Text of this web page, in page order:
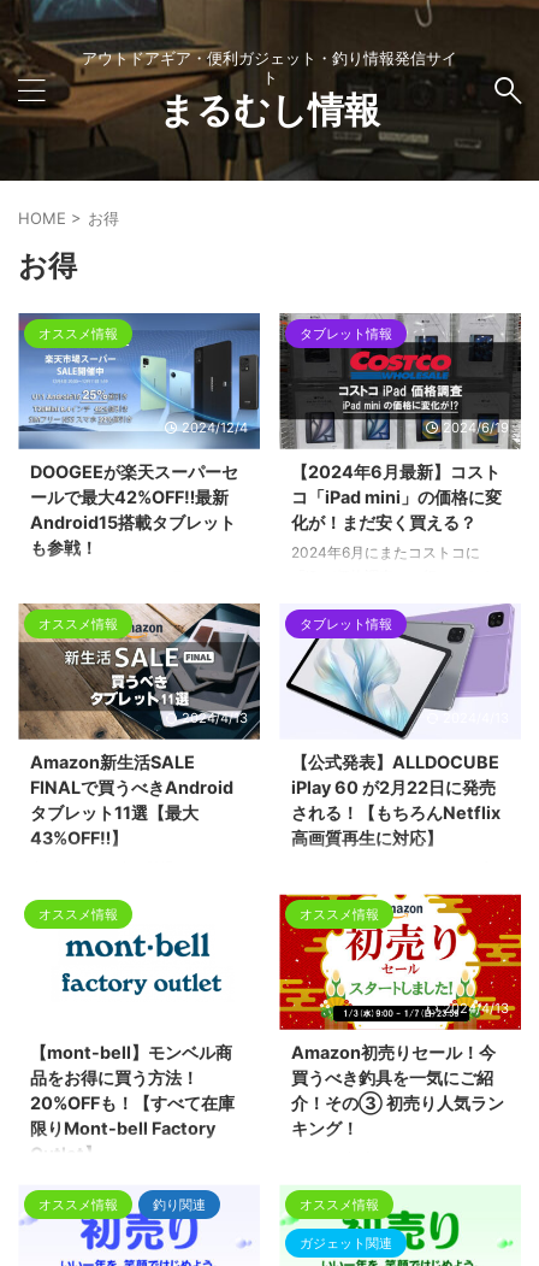
アウトドアギア・便利ガジェット・釣り情報発信サイ
ト
まるむし情報
HOME > お得
お得
オススメ情報
2024/12/4
DOOGEEが楽天スーパーセ
ールで最大42%OFF‼最新
Android15搭載タブレット
も参戦！
セールに多数タブレットを展開し
ているDOOGEEが参戦していま
す。
最大42%OFFという赤字覚悟のセ
ールになっていますのでクリスマ
スプレゼントや自分へのご褒美を
探している方にはおススメです。
タブレット情報
2024/6/19
【2024年6月最新】コスト
コ「iPad mini」の価格に変
化が！まだ安く買える？
2024年6月にまたコストコに
iPad proやiPad Airが登場してお
り、合わせて無印iPadとiPad
miniの価格も調査してきました
が、今回また価格変動がありまし
たのでまとめます。
オススメ情報
2024/4/13
Amazon新生活SALE
FINALで買うべきAndroid
タブレット11選【最大
43%OFF‼】
で販売中です。さらにポイントア
ップキャンペーンも同時開催です
ので、この機会にぜひ！
タブレット情報
2024/4/13
【公式発表】ALLDOCUBE
iPlay 60 が2月22日に発売
される！【もちろんNetflix
高画質再生に対応】
質再生に対応した iPlay 60 の日
本発売を発表しました。
オススメ情報
【mont-bell】モンベル商
品をお得に買う方法！
20%OFFも！【すべて在庫
限りMont-bell Factory
Outlet】
ットでは、カタログには載らなく
なったアウトドアウェア、アウト
ドアギア、登山用品が中心の商品
オススメ情報
2024/4/13
Amazon初売りセール！今
買うべき釣具を一気にご紹
介！その③ 初売り人気ラン
キング！
ました！今買うべき商品を一気に
ご紹介！
オススメ情報 釣り関連 オススメ情報
ガジェット関連